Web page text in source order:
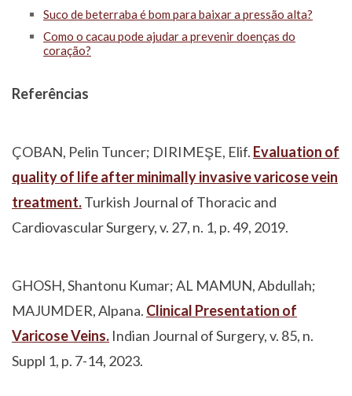
Suco de beterraba é bom para baixar a pressão alta?
Como o cacau pode ajudar a prevenir doenças do
coração?
Referências
ÇOBAN, Pelin Tuncer; DIRIMEŞE, Elif. Evaluation of
quality of life after minimally invasive varicose vein
treatment.Turkish Journal of Thoracic and
Cardiovascular Surgery, v. 27, n. 1, p. 49, 2019.
GHOSH, Shantonu Kumar; AL MAMUN, Abdullah;
MAJUMDER, Alpana. Clinical Presentation of
Varicose Veins. Indian Journal of Surgery, v. 85, n.
Suppl 1, p. 7-14, 2023.